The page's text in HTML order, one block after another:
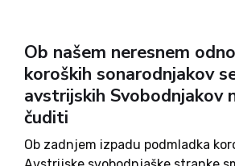
Ob našem neresnem
koroških sonarodnjakov
avstrijskih Svobodnjakov
čuditi
Ob zadnjem izpadu podmladka